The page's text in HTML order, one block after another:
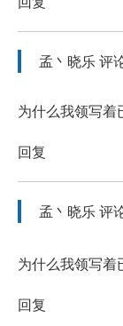
孟丶晓乐评
为什么我领写着
回复
孟丶晓乐评
为什么我领写着
回复